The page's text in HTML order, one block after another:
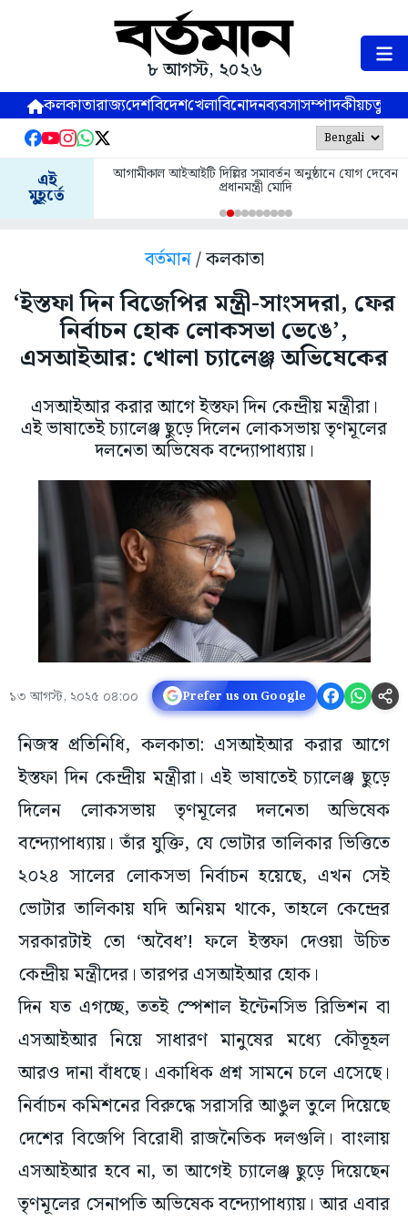
৮ আগস্ট, ২০২৬
কলকাতারাজ্যদেশবিদেশখেলাবিনোদনব্যবসাসম্পাদকীয়
এই
মুহূর্তে
আগামীকাল আইআইটি দিল্লির সমাবর্তন অনুষ্ঠানে যোগ দেবেন
প্রধানমন্ত্রী মোদি
বর্তমান/ কলকাতা
‘ইস্তফা দিন বিজেপির মন্ত্রী-সাংসদরা, ফের
নির্বাচন হোক লোকসভা ভেঙে’,
এসআইআর: খোলা চ্যালেঞ্জ অভিষেকের
এসআইআর করার আগে ইস্তফা দিন কেন্দ্রীয় মন্ত্রীরা।
এই ভাষাতেই চ্যালেঞ্জ ছুড়ে দিলেন লোকসভায় তৃণমূলের
দলনেতা অভিষেক বন্দ্যোপাধ্যায়।
১৩ আগস্ট, ২০২৫ ০৪:০০ Prefer us on Google
নিজস্ব প্রতিনিধি, কলকাতা: এসআইআর করার আগে
ইস্তফা দিন কেন্দ্রীয় মন্ত্রীরা। এই ভাষাতেই চ্যালেঞ্জ ছুড়ে
দিলেন লোকসভায় তৃণমূলের দলনেতা অভিষেক
বন্দ্যোপাধ্যায়। তাঁর যুক্তি, যে ভোটার তালিকার ভিত্তিতে
২০২৪ সালের লোকসভা নির্বাচন হয়েছে, এখন সেই
ভোটার তালিকায় যদি অনিয়ম থাকে, তাহলে কেন্দ্রের
সরকারটাই তো ‘অবৈধ’! ফলে ইস্তফা দেওয়া উচিত
কেন্দ্রীয় মন্ত্রীদের। তারপর এসআইআর হোক।
দিন যত এগচ্ছে, ততই স্পেশাল ইন্টেনসিভ রিভিশন বা
এসআইআর নিয়ে সাধারণ মানুষের মধ্যে কৌতূহল
আরও দানা বাঁধছে। একাধিক প্রশ্ন সামনে চলে এসেছে।
নির্বাচন কমিশনের বিরুদ্ধে সরাসরি আঙুল তুলে দিয়েছে
দেশের বিজেপি বিরোধী রাজনৈতিক দলগুলি। বাংলায়
এসআইআর হবে না, তা আগেই চ্যালেঞ্জ ছুড়ে দিয়েছেন
তৃণমূলের সেনাপতি অভিষেক বন্দ্যোপাধ্যায়। আর এবার